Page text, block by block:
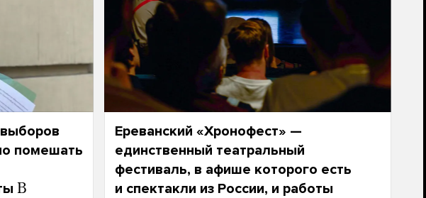
помешать
В
Ереванский «Хронофест» —
единственный театральный
фестиваль, в афише которого есть
и спектакли из России, и работы